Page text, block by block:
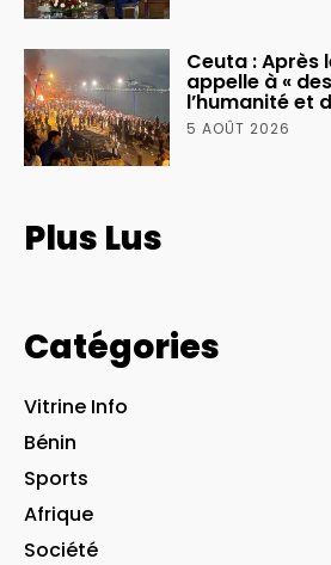
Ceuta : Après
appelle à «
l’humanité et
5 AOÛT 2026
Plus Lus
Catégories
Vitrine Info
Bénin
Sports
Afrique
Société